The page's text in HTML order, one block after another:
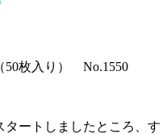
枚入り） No.1550
ートしましたところ、す